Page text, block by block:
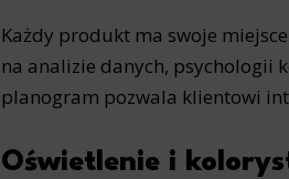
Każdy produkt ma swoje
na analizie danych, psychologii
planogram pozwala klientowi
Oświetlenie i